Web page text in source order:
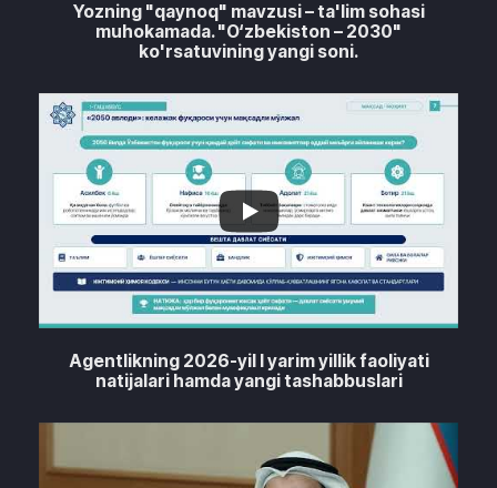
Yozning "qaynoq" mavzusi – ta'lim sohasi
muhokamada. "O‘zbekiston – 2030"
ko'rsatuvining yangi soni.
0 0
Agentlikning 2026-yil I yarim yillik faoliyati
natijalari hamda yangi tashabbuslari
...